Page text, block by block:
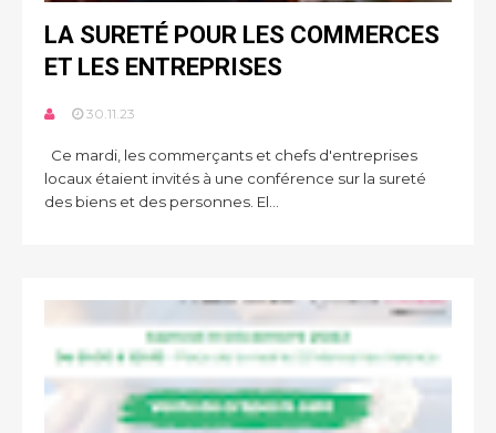
LA SURETÉ POUR LES COMMERCES
ET LES ENTREPRISES
30.11.23
Ce mardi, les commerçants et chefs d'entreprises
locaux étaient invités à une conférence sur la sureté
des biens et des personnes. El...